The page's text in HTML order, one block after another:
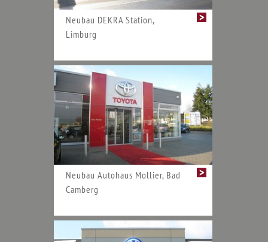
Neubau DEKRA Station,
Limburg
Neubau Autohaus Mollier, Bad
Camberg